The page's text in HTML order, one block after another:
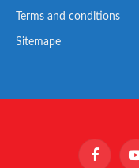
Terms and conditions
Sitemape
Facebook